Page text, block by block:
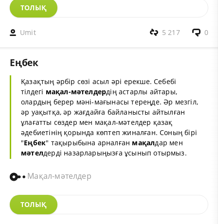
ТОЛЫҚ
Umit 0
5 217
Еңбек
Қазақтың әрбір сөзі асыл әрі ерекше. Себебі
тілдегі мақал-мәтелдердің астарлы айтары,
олардың берер мәні-мағынасы тереңде. Әр мезгіл,
әр уақытқа, әр жағдайға байланысты айтылған
ұлағатты сөздер мен мақал-мәтелдер қазақ
әдебиетінің қорында көптеп жиналған. Соның бірі
"Еңбек" тақырыбына арналған мақалдар мен
мәтелдерді назарларыңызға ұсынып отырмыз.
Мақал-мәтелдер
ТОЛЫҚ